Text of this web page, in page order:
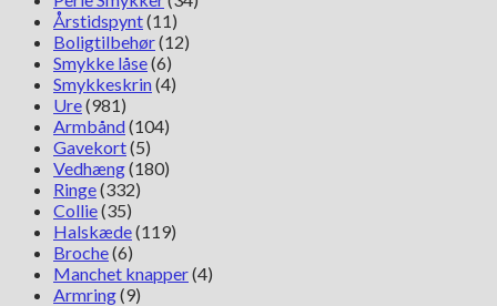
Årstidspynt(11)
Boligtilbehør(12)
Smykke låse(6)
Smykkeskrin(4)
Ure(981)
Armbånd(104)
Gavekort(5)
Vedhæng(180)
Ringe(332)
Collie(35)
Halskæde(119)
Broche(6)
Manchet knapper(4)
Armring(9)